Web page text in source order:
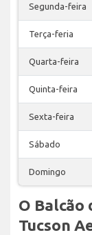
Segunda-feira
Terça-feria
Quarta-feira
Quinta-feira
Sexta-feira
Sábado
Domingo
O Balcão
Tucson